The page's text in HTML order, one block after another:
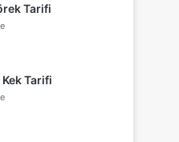
Tarifi
Tarifi